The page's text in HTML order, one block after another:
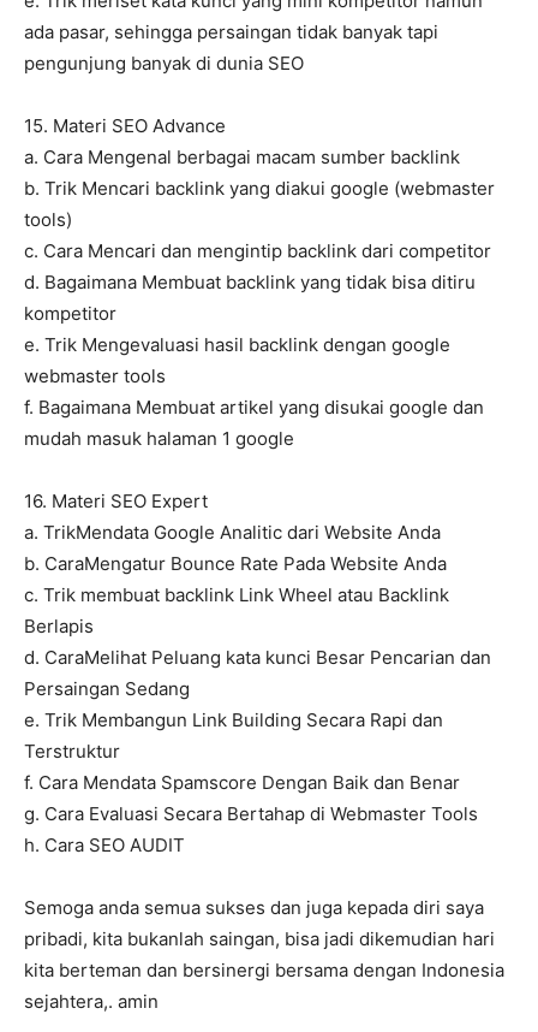
ada pasar, sehingga persaingan tidak banyak tapi
pengunjung banyak di dunia SEO
15. Materi SEO Advance
a. Cara Mengenal berbagai macam sumber backlink
b. Trik Mencari backlink yang diakui google (webmaster
tools)
c. Cara Mencari dan mengintip backlink dari competitor
d. Bagaimana Membuat backlink yang tidak bisa ditiru
kompetitor
e. Trik Mengevaluasi hasil backlink dengan google
webmaster tools
f. Bagaimana Membuat artikel yang disukai google dan
mudah masuk halaman 1 google
16. Materi SEO Expert
a. TrikMendata Google Analitic dari Website Anda
b. CaraMengatur Bounce Rate Pada Website Anda
c. Trik membuat backlink Link Wheel atau Backlink
Berlapis
d. CaraMelihat Peluang kata kunci Besar Pencarian dan
Persaingan Sedang
e. Trik Membangun Link Building Secara Rapi dan
Terstruktur
f. Cara Mendata Spamscore Dengan Baik dan Benar
g. Cara Evaluasi Secara Bertahap di Webmaster Tools
h. Cara SEO AUDIT
Semoga anda semua sukses dan juga kepada diri saya
pribadi, kita bukanlah saingan, bisa jadi dikemudian hari
kita berteman dan bersinergi bersama dengan Indonesia
sejahtera,. amin